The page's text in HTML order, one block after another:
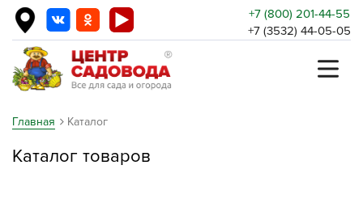
+7 (800) 201-44-55
+7 (3532) 44-05-05
Главная Каталог
Каталог товаров